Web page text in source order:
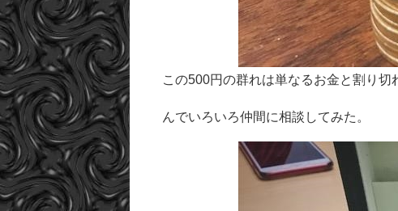
この500円の群れは単なるお金と割り
んでいろいろ仲間に相談してみた。